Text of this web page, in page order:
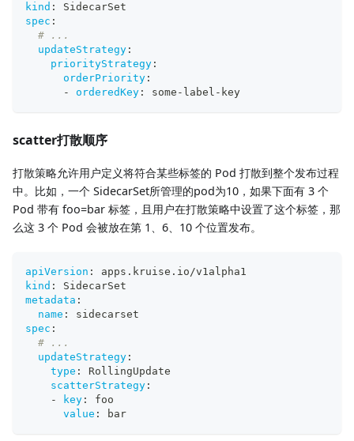
kind :
SidecarSet
spec :
# ...
updateStrategy :
priorityStrategy :
orderPriority :
-
orderedKey : some - label - key
scatter打散顺序
打散策略允许用户定义将符合某些标签的 Pod 打散到整个发布过程
中。比如，一个 SidecarSet所管理的pod为10，如果下面有 3 个
Pod 带有 foo=bar 标签，且用户在打散策略中设置了这个标签，那
么这 3 个 Pod 会被放在第 1、6、10 个位置发布。
apiVersion :
apps.kruise.io/v1alpha1
kind :
SidecarSet
metadata :
name :
sidecarset
spec :
# ...
updateStrategy :
type :
RollingUpdate
scatterStrategy :
-
key :
foo
value : bar